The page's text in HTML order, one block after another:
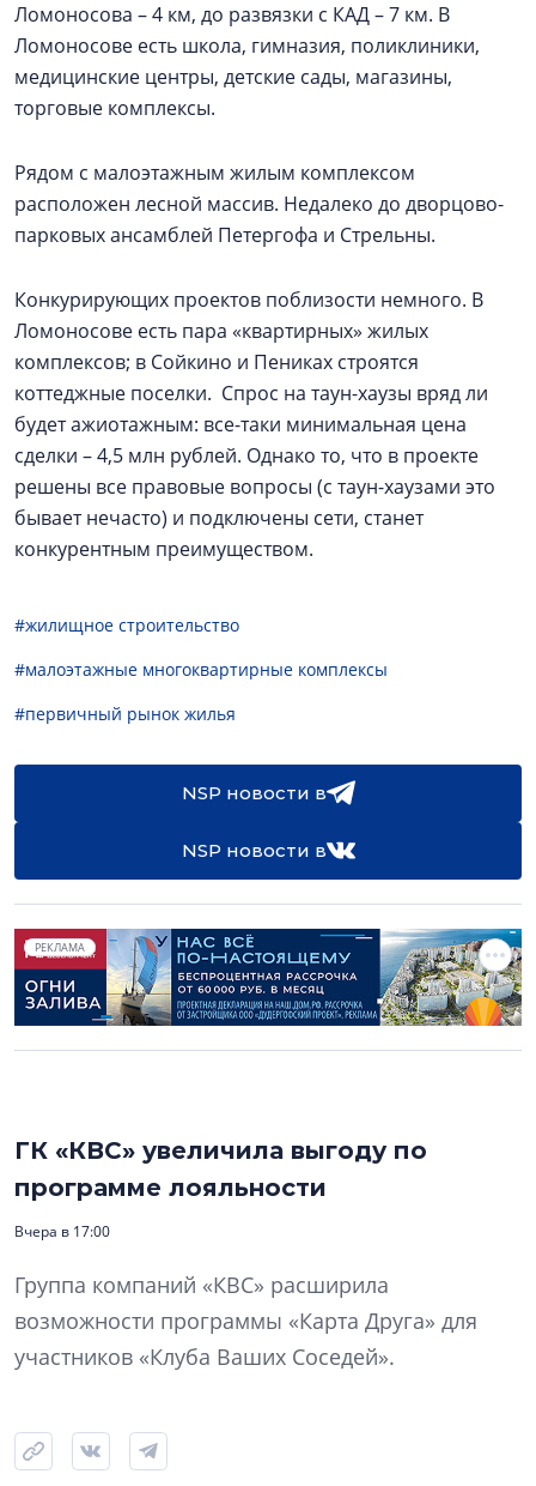
Ломоносова – 4 км, до развязки с КАД – 7 км. В
Ломоносове есть школа, гимназия, поликлиники,
медицинские центры, детские сады, магазины,
торговые комплексы.
Рядом с малоэтажным жилым комплексом
расположен лесной массив. Недалеко до дворцово-
парковых ансамблей Петергофа и Стрельны.
Конкурирующих проектов поблизости немного. В
Ломоносове есть пара «квартирных» жилых
комплексов; в Сойкино и Пениках строятся
коттеджные поселки. Спрос на таун-хаузы вряд ли
будет ажиотажным: все-таки минимальная цена
сделки – 4,5 млн рублей. Однако то, что в проекте
решены все правовые вопросы (с таун-хаузами это
бывает нечасто) и подключены сети, станет
конкурентным преимуществом.
#жилищное строительство
#малоэтажные многоквартирные комплексы
#первичный рынок жилья
NSP новости в
NSP новости в
РЕКЛАМА
ГК «КВС» увеличила выгоду по
программе лояльности
Вчера в 17:00
Группа компаний «КВС» расширила
возможности программы «Карта Друга» для
участников «Клуба Ваших Соседей».